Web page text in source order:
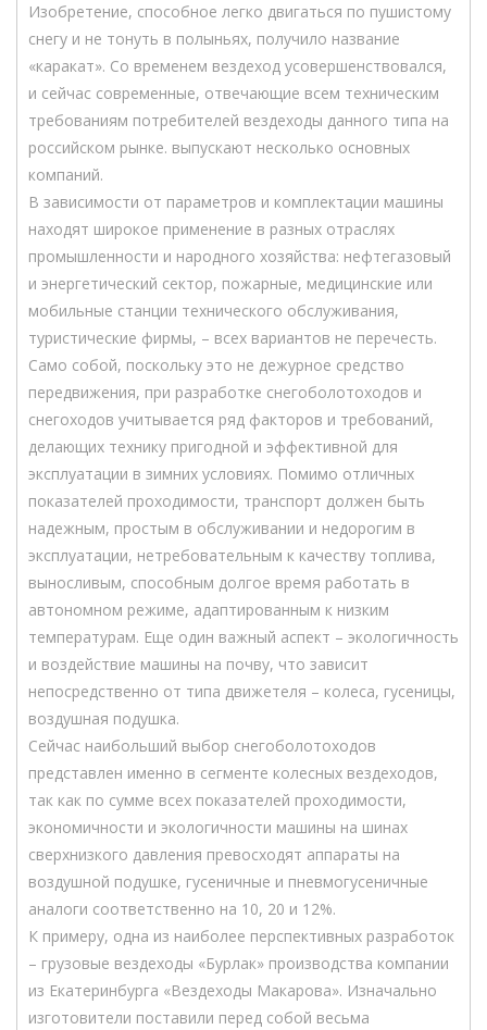
Изобретение, способное легко двигаться по пушистому
снегу и не тонуть в полыньях, получило название
«каракат». Со временем вездеход усовершенствовался,
и сейчас современные, отвечающие всем техническим
требованиям потребителей вездеходы данного типа на
российском рынке. выпускают несколько основных
компаний.
В зависимости от параметров и комплектации машины
находят широкое применение в разных отраслях
промышленности и народного хозяйства: нефтегазовый
и энергетический сектор, пожарные, медицинские или
мобильные станции технического обслуживания,
туристические фирмы, – всех вариантов не перечесть.
Само собой, поскольку это не дежурное средство
передвижения, при разработке снегоболотоходов и
снегоходов учитывается ряд факторов и требований,
делающих технику пригодной и эффективной для
эксплуатации в зимних условиях. Помимо отличных
показателей проходимости, транспорт должен быть
надежным, простым в обслуживании и недорогим в
эксплуатации, нетребовательным к качеству топлива,
выносливым, способным долгое время работать в
автономном режиме, адаптированным к низким
температурам. Еще один важный аспект – экологичность
и воздействие машины на почву, что зависит
непосредственно от типа движетеля – колеса, гусеницы,
воздушная подушка.
Сейчас наибольший выбор снегоболотоходов
представлен именно в сегменте колесных вездеходов,
так как по сумме всех показателей проходимости,
экономичности и экологичности машины на шинах
сверхнизкого давления превосходят аппараты на
воздушной подушке, гусеничные и пневмогусеничные
аналоги соответственно на 10, 20 и 12%.
К примеру, одна из наиболее перспективных разработок
– грузовые вездеходы «Бурлак» производства компании
из Екатеринбурга «Вездеходы Макарова». Изначально
изготовители поставили перед собой весьма